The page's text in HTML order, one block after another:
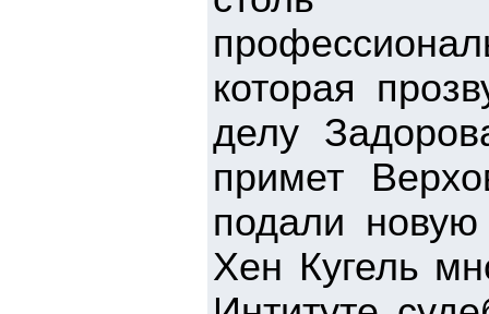
которая
делу
примет
подали
Хен Кугель